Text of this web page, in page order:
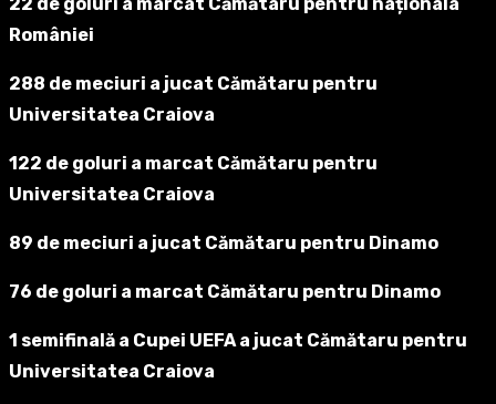
României
288 de meciuri a jucat Cămătaru pentru
Universitatea Craiova
122 de goluri a marcat Cămătaru pentru
Universitatea Craiova
89 de meciuri a jucat Cămătaru pentru Dinamo
76 de goluri a marcat Cămătaru pentru Dinamo
1 semifinală a Cupei UEFA a jucat Cămătaru pentru
Universitatea Craiova